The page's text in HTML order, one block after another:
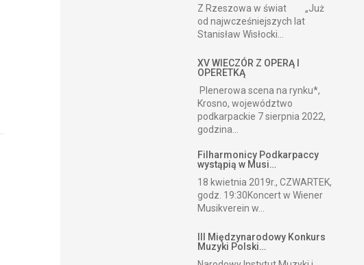
Z Rzeszowa w świat „Już
od najwcześniejszych lat
Stanisław Wisłocki...
XV WIECZÓR Z OPERĄ I
OPERETKĄ
Plenerowa scena na rynku*,
Krosno, województwo
podkarpackie 7 sierpnia 2022,
godzina...
Filharmonicy Podkarpaccy
wystąpią w Musi…
18 kwietnia 2019r., CZWARTEK,
godz. 19:30Koncert w Wiener
Musikverein w...
III Międzynarodowy Konkurs
Muzyki Polski…